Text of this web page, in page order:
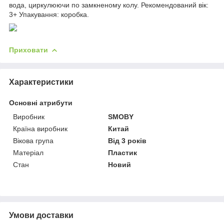
вода, циркулюючи по замкненому колу. Рекомендований вік:
3+ Упакування: коробка.
Приховати
Характеристики
Основні атрибути
Виробник
SMOBY
Країна виробник
Китай
Вікова група
Від 3 років
Матеріал
Пластик
Стан
Новий
Умови доставки